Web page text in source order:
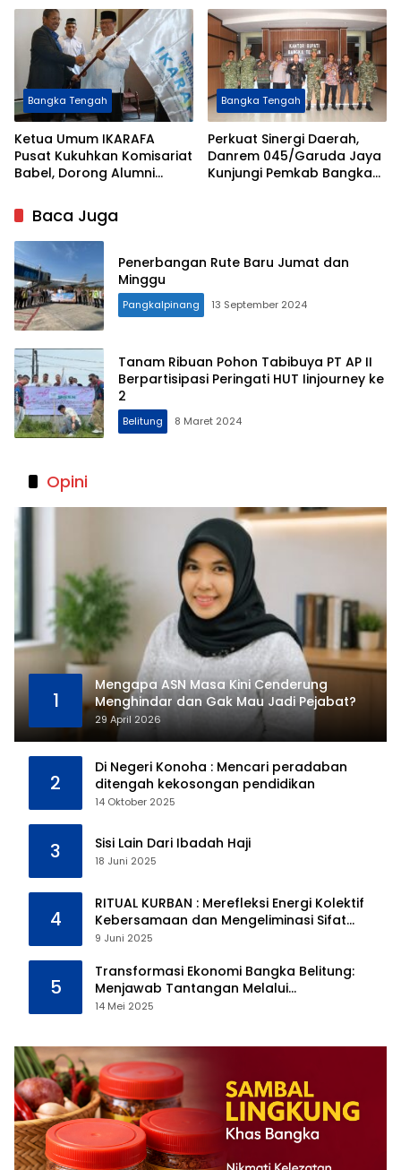
Gemilang
Keuangan
Bangka Tengah
Ketua Umum IKARAFA
Pusat Kukuhkan Komisariat
Babel, Dorong Alumni
dan Bangsa
Bangka Tengah
Perkuat Sinergi Daerah,
Danrem 045/Garuda Jaya
Kunjungi Pemkab Bangka
Baca Juga
Penerbangan Rute Baru Jumat dan
Minggu
Pangkalpinang 13 September 2024
Tanam Ribuan Pohon Tabibuya PT AP II
Berpartisipasi Peringati HUT Iinjourney ke
2
Belitung 8 Maret 2024
Opini
1
Mengapa ASN Masa Kini Cenderung
Menghindar dan Gak Mau Jadi Pejabat?
29 April 2026
2
Di Negeri Konoha : Mencari peradaban
ditengah kekosongan pendidikan
14 Oktober 2025
3 Sisi Lain Dari Ibadah Haji
18 Juni 2025
4
RITUAL KURBAN : Merefleksi Energi Kolektif
Kebersamaan dan Mengeliminasi Sifat
Kebinatangan Manusia
9 Juni 2025
5
Transformasi Ekonomi Bangka Belitung:
Menjawab Tantangan Melalui
Pengelolaan Sumber Daya Alam yang
14 Mei 2025